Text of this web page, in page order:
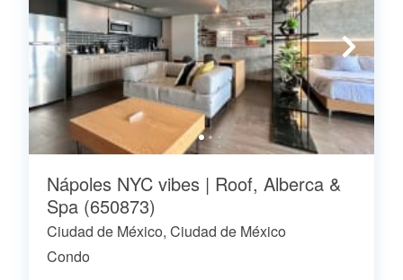
Nápoles NYC vibes | Roof, Alberca &
Spa (650873)
Ciudad de México, Ciudad de México
Condo